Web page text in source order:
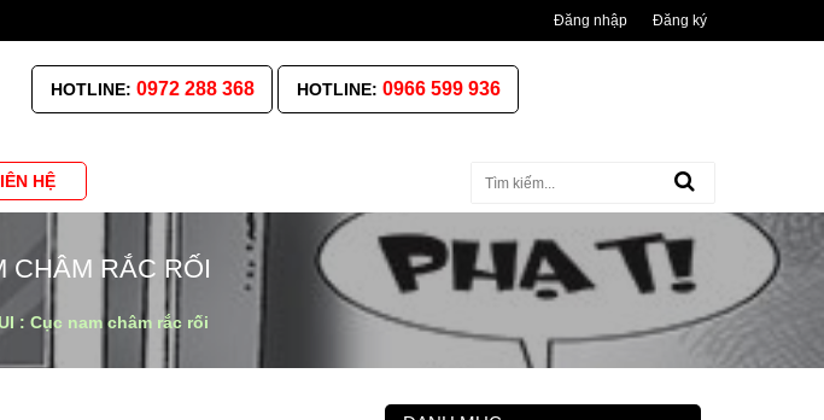
Đăng nhập Đăng ký
HOTLINE: 0972 288 368 HOTLINE: 0966 599 936
HỆ
CHÂM RẮC RỐI
: Cục nam châm rắc rối